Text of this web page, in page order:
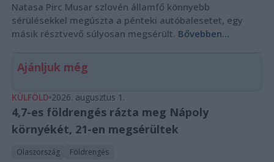
Natasa Pirc Musar szlovén államfő könnyebb
sérülésekkel megúszta a pénteki autóbalesetet, egy
másik résztvevő súlyosan megsérült. Bővebben...
Ajánljuk még
KÜLFÖLD 2026. augusztus 1.
4,7-es földrengés rázta meg Nápoly
környékét, 21-en megsérültek
Olaszország Földrengés